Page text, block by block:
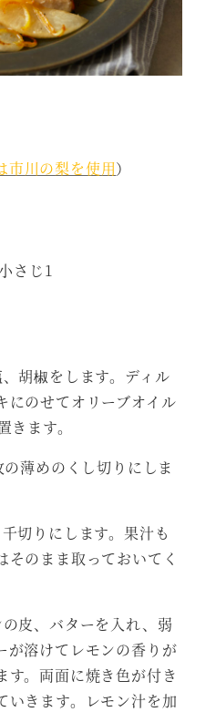
市川の梨を使用）
さじ1
胡椒をします。ディル
にのせてオリーブオイル
ます。
薄めのくし切りにしま
切りにします。果汁も
のまま取っておいてく
皮、バターを入れ、弱
が溶けてレモンの香りが
す。両面に焼き色が付き
いきます。レモン汁を加